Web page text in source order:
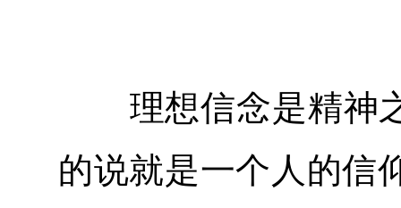
理想信念是精神之
的说就是一个人的信